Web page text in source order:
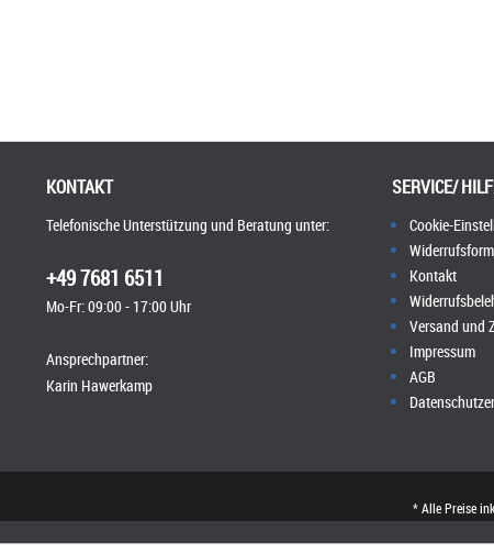
KONTAKT
Telefonische Unterstützung und Beratung unter:
+49 7681 6511
Mo-Fr: 09:00 - 17:00 Uhr
Ansprechpartner:
Karin Hawerkamp
SERVICE/
Cookie-
Kontakt
Versand und
Impressum
AGB
* Alle Preise